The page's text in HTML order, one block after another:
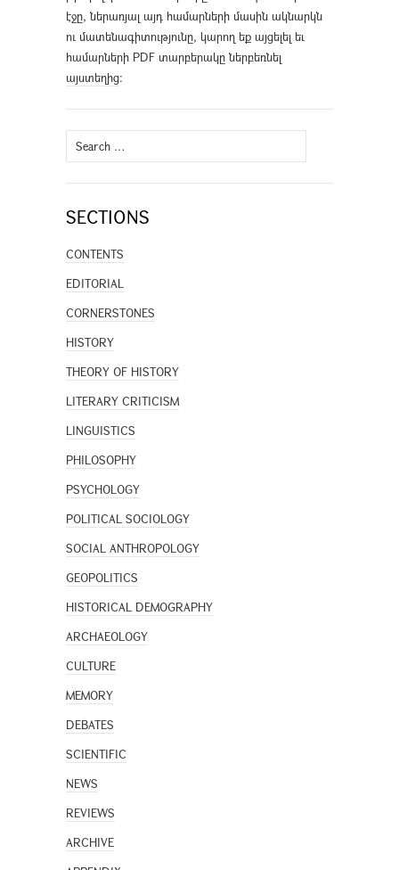
էջը, ներառյալ այդ համարների մասին ակնարկն
ու մատենագիտությունը, կարող եք այցելել եւ
համարների PDF տարբերակը ներբեռնել
այստեղից։
Search
for:
SECTIONS
CONTENTS
EDITORIAL
CORNERSTONES
HISTORY
THEORY OF HISTORY
LITERARY CRITICISM
LINGUISTICS
PHILOSOPHY
PSYCHOLOGY
POLITICAL SOCIOLOGY
SOCIAL ANTHROPOLOGY
GEOPOLITICS
HISTORICAL DEMOGRAPHY
ARCHAEOLOGY
CULTURE
MEMORY
DEBATES
SCIENTIFIC
NEWS
REVIEWS
ARCHIVE